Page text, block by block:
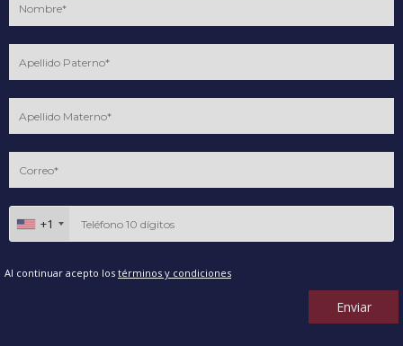
+1
Al continuar acepto los términos y condiciones
Enviar